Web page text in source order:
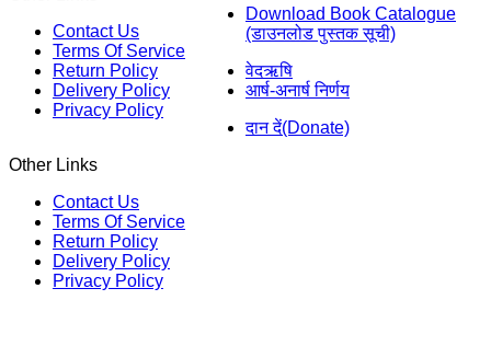
Contact Us
Terms Of Service
Return Policy
Delivery Policy
Privacy Policy
Download Book Catalogue
(डाउनलोड पुस्तक सूची)
वेदऋषि
आर्ष-अनार्ष निर्णय
दान दें(Donate)
Other Links
Contact Us
Terms Of Service
Return Policy
Delivery Policy
Privacy Policy